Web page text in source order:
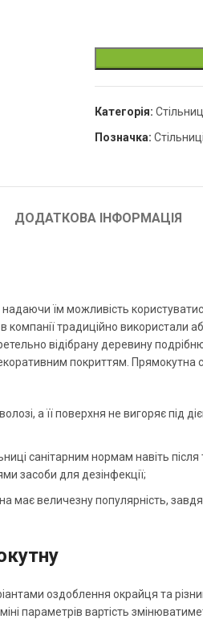
Категорія:
Позначка:
ДОДАТКОВА ІНФОРМАЦІЯ
їм можливість
традиційно використали
відібрану деревину
покриттям. Прямокутна
а її поверхня не вигоряє під
санітарним нормам навіть
засоби для дезінфекції;
має величезну популярність,
оздоблення окрайця та
параметрів вартість